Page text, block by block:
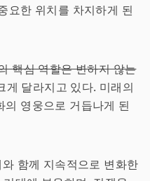
요한 위치를 차지하게 된
핵심 역할은 변하지 않는
달라지고 있다. 미래의
영웅으로 거듭나게 된
함께 지속적으로 변화한